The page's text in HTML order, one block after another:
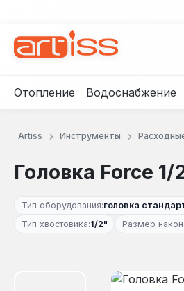
Отопление Водоснабжение
Artiss Инструменты
Головка Force
Тип оборудования:головка
Тип хвостовика:1/2" Размер
Пропустить галерею